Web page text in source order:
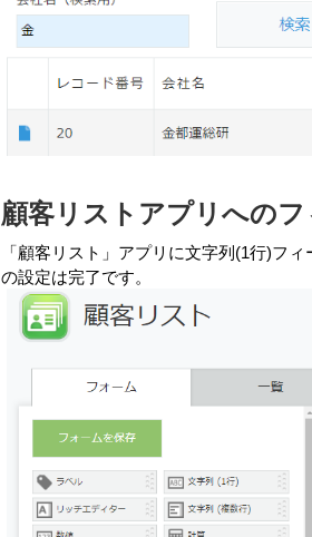
顧客リストアプリへの
「顧客リスト」アプリに文字列(1行)フ
の設定は完了です。